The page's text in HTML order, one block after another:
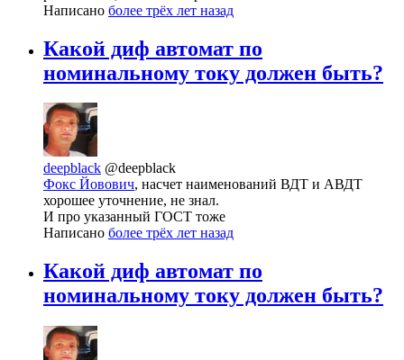
Написано более трёх лет назад
Какой диф автомат по
номинальному току должен быть?
deepblack @deepblack
Фокс Йовович, насчет наименований ВДТ и АВДТ
хорошее уточнение, не знал.
И про указанный ГОСТ тоже
Написано более трёх лет назад
Какой диф автомат по
номинальному току должен быть?